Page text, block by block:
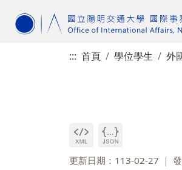
::: 首頁 學位學生 外
更新日期：113-02-27